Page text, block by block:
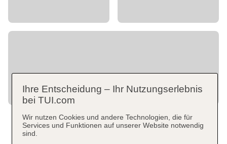
Ihre Entscheidung – Ihr Nutzungserlebnis
bei TUI.com
Wir nutzen Cookies und andere Technologien, die für
Services und Funktionen auf unserer Website notwendig
sind.